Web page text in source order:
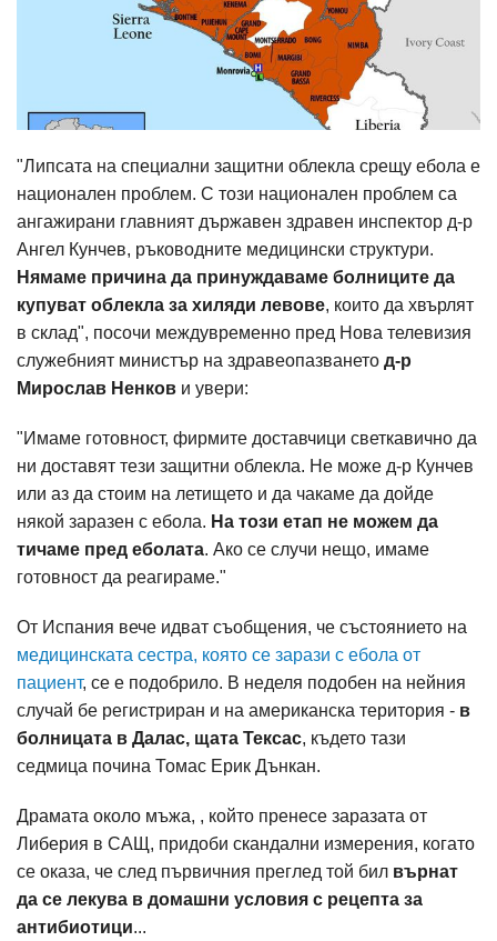
"Липсата на специални защитни облекла срещу ебола е
национален проблем. С този национален проблем са
ангажирани главният държавен здравен инспектор д-р
Ангел Кунчев, ръководните медицински структури.
Нямаме причина да принуждаваме болниците да
купуват облекла за хиляди левове, които да хвърлят
в склад", посочи междувременно пред Нова телевизия
служебният министър на здравеопазването д-р
Мирослав Ненков и увери:
"Имаме готовност, фирмите доставчици светкавично да
ни доставят тези защитни облекла. Не може д-р Кунчев
или аз да стоим на летището и да чакаме да дойде
някой заразен с ебола. На този етап не можем да
тичаме пред еболата. Ако се случи нещо, имаме
готовност да реагираме."
От Испания вече идват съобщения, че състоянието на
медицинската сестра, която се зарази с ебола от
пациент, се е подобрило. В неделя подобен на нейния
случай бе регистриран и на американска територия - в
болницата в Далас, щата Тексас, където тази
седмица почина Томас Ерик Дънкан.
Драмата около мъжа, , който пренесе заразата от
Либерия в САЩ, придоби скандални измерения, когато
се оказа, че след първичния преглед той бил върнат
да се лекува в домашни условия с рецепта за
антибиотици...